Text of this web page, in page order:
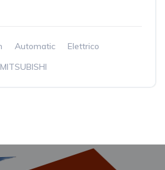
Automatic
Elettrico
MITSUBISHI